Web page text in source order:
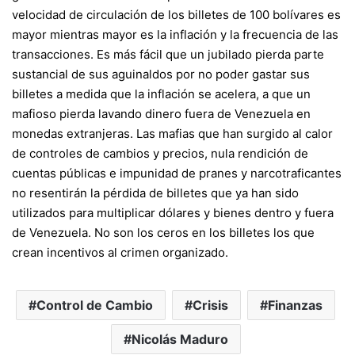
velocidad de circulación de los billetes de 100 bolívares es
mayor mientras mayor es la inflación y la frecuencia de las
transacciones. Es más fácil que un jubilado pierda parte
sustancial de sus aguinaldos por no poder gastar sus
billetes a medida que la inflación se acelera, a que un
mafioso pierda lavando dinero fuera de Venezuela en
monedas extranjeras. Las mafias que han surgido al calor
de controles de cambios y precios, nula rendición de
cuentas públicas e impunidad de pranes y narcotraficantes
no resentirán la pérdida de billetes que ya han sido
utilizados para multiplicar dólares y bienes dentro y fuera
de Venezuela. No son los ceros en los billetes los que
crean incentivos al crimen organizado.
Control de Cambio Crisis Finanzas
Nicolás Maduro